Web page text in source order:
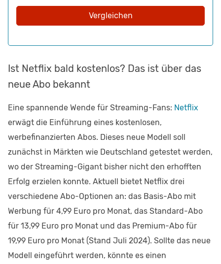
Vergleichen
Ist Netflix bald kostenlos? Das ist über das
neue Abo bekannt
Eine spannende Wende für Streaming-Fans: Netflix
erwägt die Einführung eines kostenlosen,
werbefinanzierten Abos. Dieses neue Modell soll
zunächst in Märkten wie Deutschland getestet werden,
wo der Streaming-Gigant bisher nicht den erhofften
Erfolg erzielen konnte. Aktuell bietet Netflix drei
verschiedene Abo-Optionen an: das Basis-Abo mit
Werbung für 4,99 Euro pro Monat, das Standard-Abo
für 13,99 Euro pro Monat und das Premium-Abo für
19,99 Euro pro Monat (Stand Juli 2024). Sollte das neue
Modell eingeführt werden, könnte es einen